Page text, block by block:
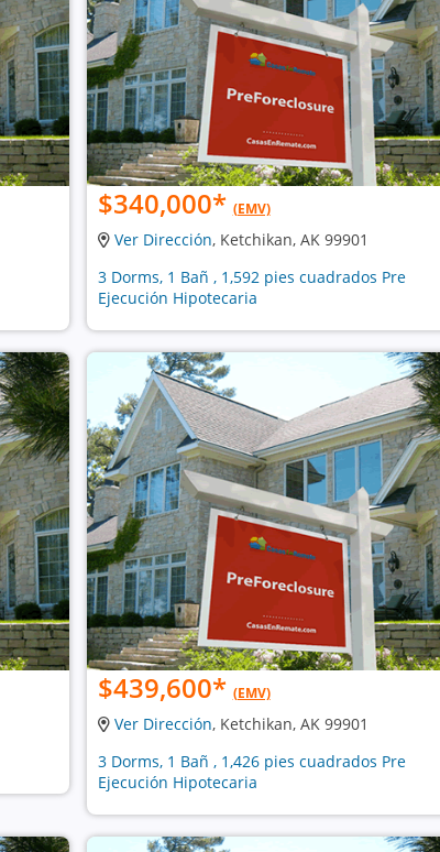
$340,000* (EMV)
Ver Dirección, Ketchikan, AK 99901
3 Dorms, 1 Bañ , 1,592 pies cuadrados Pre
Ejecución Hipotecaria
$439,600* (EMV)
Ver Dirección, Ketchikan, AK 99901
3 Dorms, 1 Bañ , 1,426 pies cuadrados Pre
Ejecución Hipotecaria